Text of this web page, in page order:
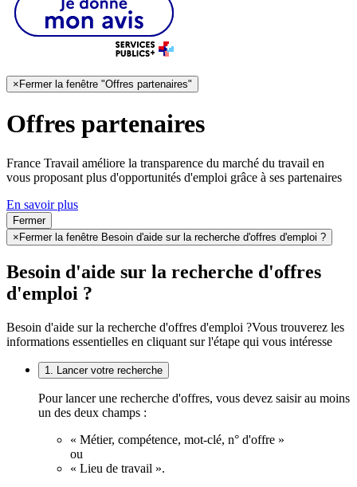
× Fermer la fenêtre "Offres partenaires"
Offres partenaires
France Travail améliore la transparence du marché du travail en
vous proposant plus d'opportunités d'emploi grâce à ses partenaires
En savoir plus
Fermer
× Fermer la fenêtre Besoin d'aide sur la recherche d'offres d'emploi ?
Besoin d'aide sur la recherche d'offres
d'emploi ?
Besoin d'aide sur la recherche d'offres d'emploi ?Vous trouverez les
informations essentielles en cliquant sur l'étape qui vous intéresse
1. Lancer votre recherche
Pour lancer une recherche d'offres, vous devez saisir au moins
un des deux champs :
« Métier, compétence, mot-clé, n° d'offre »
ou
« Lieu de travail ».